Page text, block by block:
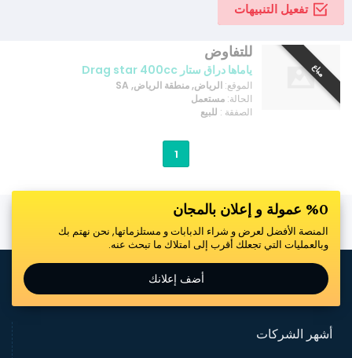
تفعيل التنبيهات
مباع
للتفاوض
ياماها دراق ستار Drag star 400cc
الموقع: الرياض, منطقة الرياض, SA
الحالة: مستعمل
الصفقة : للبيع
1
%0 عمولة و إعلان بالمجان
المنصة الأفضل لعرض و شراء الدبابات و مستلزماتها, نحن نهتم بك
وبالعمليات التي تجعلك أقرب إلى امتلاك ما تبحث عنه.
أضف إعلانك
أشهر الشركات